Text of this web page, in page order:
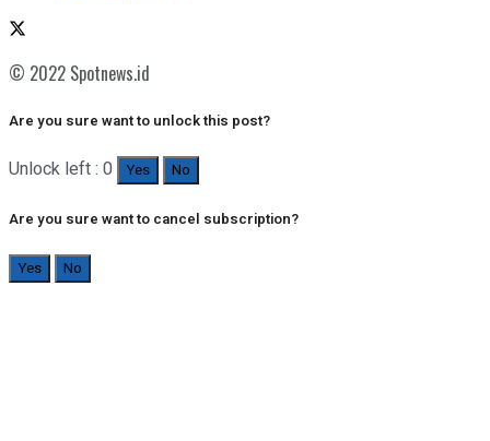
© 2022 Spotnews.id
Are you sure want to unlock this post?
Unlock left : 0 Yes No
Are you sure want to cancel subscription?
Yes No